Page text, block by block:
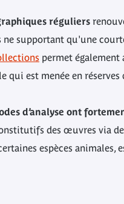
réguliers
ne supportant qu'une
permet également
qui est menée en
d’analyse ont
des œuvres via
espèces animales,